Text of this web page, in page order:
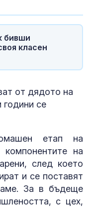
бивши
класен
от дядото на
се
етап на
на
след което
и се поставят
За в бъдеще
с цех,